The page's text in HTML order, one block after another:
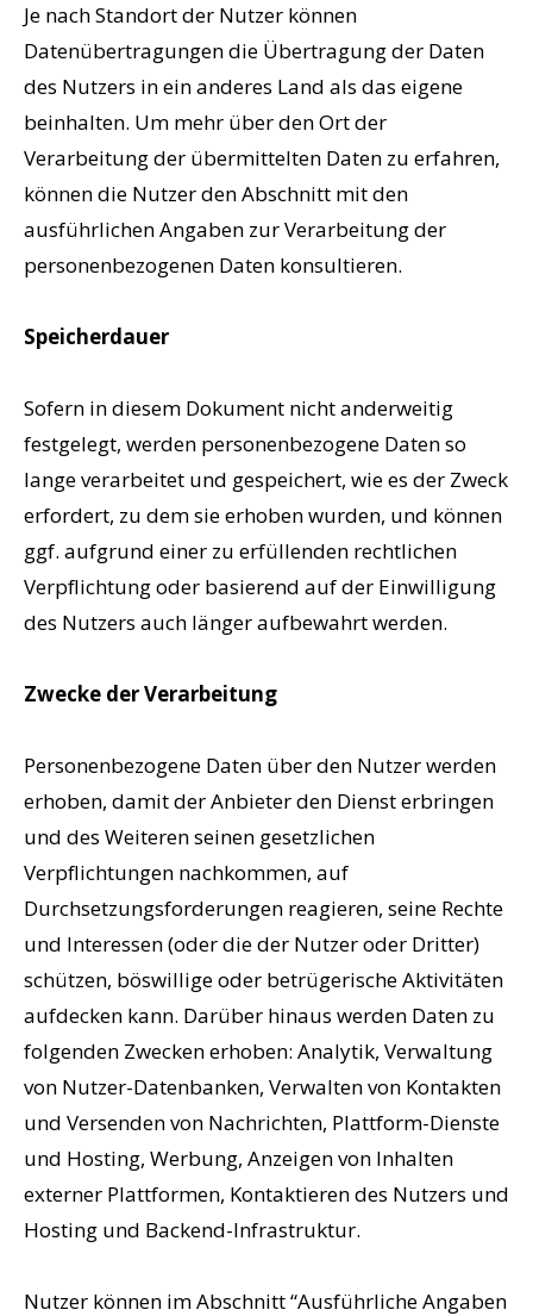
Je nach Standort der Nutzer können
Datenübertragungen die Übertragung der Daten
des Nutzers in ein anderes Land als das eigene
beinhalten. Um mehr über den Ort der
Verarbeitung der übermittelten Daten zu erfahren,
können die Nutzer den Abschnitt mit den
ausführlichen Angaben zur Verarbeitung der
personenbezogenen Daten konsultieren.
Speicherdauer
Sofern in diesem Dokument nicht anderweitig
festgelegt, werden personenbezogene Daten so
lange verarbeitet und gespeichert, wie es der Zweck
erfordert, zu dem sie erhoben wurden, und können
ggf. aufgrund einer zu erfüllenden rechtlichen
Verpflichtung oder basierend auf der Einwilligung
des Nutzers auch länger aufbewahrt werden.
Zwecke der Verarbeitung
Personenbezogene Daten über den Nutzer werden
erhoben, damit der Anbieter den Dienst erbringen
und des Weiteren seinen gesetzlichen
Verpflichtungen nachkommen, auf
Durchsetzungsforderungen reagieren, seine Rechte
und Interessen (oder die der Nutzer oder Dritter)
schützen, böswillige oder betrügerische Aktivitäten
aufdecken kann. Darüber hinaus werden Daten zu
folgenden Zwecken erhoben: Analytik, Verwaltung
von Nutzer-Datenbanken, Verwalten von Kontakten
und Versenden von Nachrichten, Plattform-Dienste
und Hosting, Werbung, Anzeigen von Inhalten
externer Plattformen, Kontaktieren des Nutzers und
Hosting und Backend-Infrastruktur.
Nutzer können im Abschnitt “Ausführliche Angaben